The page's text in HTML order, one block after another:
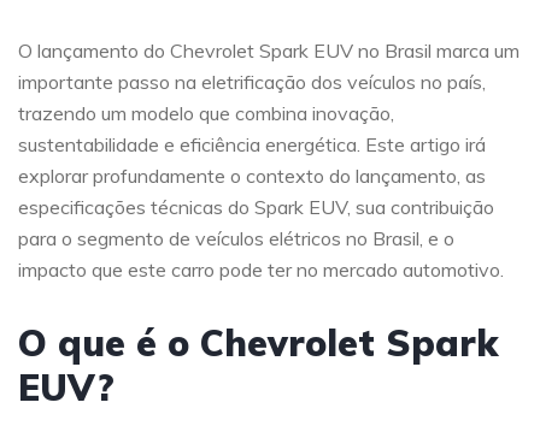
O lançamento do Chevrolet Spark EUV no Brasil marca um
importante passo na eletrificação dos veículos no país,
trazendo um modelo que combina inovação,
sustentabilidade e eficiência energética. Este artigo irá
explorar profundamente o contexto do lançamento, as
especificações técnicas do Spark EUV, sua contribuição
para o segmento de veículos elétricos no Brasil, e o
impacto que este carro pode ter no mercado automotivo.
O que é o Chevrolet Spark
EUV?